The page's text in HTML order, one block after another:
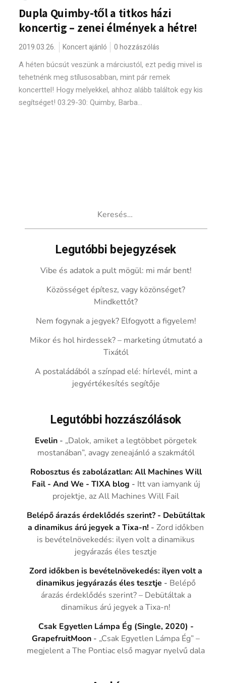
Dupla Quimby-től a titkos házi
koncertig – zenei élmények a hétre!
2019.03.26. Koncert ajánló 0 hozzászólás
A héten búcsút veszünk a márciustól, ezt pedig mivel is
tehetnénk meg stílusosabban, mint pár remek
koncerttel! Hogy melyekkel, ahhoz alább találtok egy kis
segítséget! 03.29-30: Quimby, Barba...
Legutóbbi bejegyzések
Vibe és adatok a pult mögül: mi már bent!
Közösséget építesz, vagy közönséget?
Mindkettőt?
Nem fogynak a jegyek? Elfogyott a figyelem!
Mikor és hol hirdessek? – marketing útmutató a
Tixától
A postaládából a színpad elé: hírlevél, mint a
jegyértékesítés segítője
Legutóbbi hozzászólások
Evelin - „Dalok, amiket a legtöbbet pörgetek
mostanában”, avagy zeneajánló a szakmától
Robosztus és zabolázatlan: All Machines Will
Fail - And We - TIXA blog - Itt van iamyank új
projektje, az All Machines Will Fail
Belépő árazás érdeklődés szerint? - Debütáltak
a dinamikus árú jegyek a Tixa-n! -Zord időkben
is bevételnövekedés: ilyen volt a dinamikus
jegyárazás éles tesztje
Zord időkben is bevételnövekedés: ilyen volt a
dinamikus jegyárazás éles tesztje - Belépő
árazás érdeklődés szerint? – Debütáltak a
dinamikus árú jegyek a Tixa-n!
Csak Egyetlen Lámpa Ég (Single, 2020) -
GrapefruitMoon - „Csak Egyetlen Lámpa Ég” –
megjelent a The Pontiac első magyar nyelvű dala